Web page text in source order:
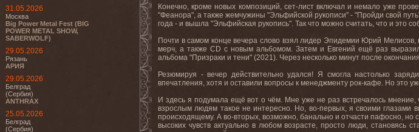
31.05.2026
Москва
Big Power Metal Fest (BIG
POWER METAL SHOW,
SABERWOLF)
29.05.2026
Рязань
АРИЯ
29.05.2026
Белград
(Сербия)
ANTHRAX
25.05.2026
Белград
(Сербия)
Конечно, кроме новых композиций, сет-лист включал и немало уже
"Феанора", а также жемчужины "Эльфийской рукописи" - "Пройди свой
года - и вышла "Эльфийская рукопись". Так что можно считать, что и это
Почти в самом конце вечера слово взял лидер Эпидемии Юрий
мерч, а также CD с новым альбомом. Затем и Евгений ещё раз
альбома "Призраки и тени" (2021). Через несколько минут после
Резюмируя - вечер действительно удался! Я смогла настолько
впечатления, хотя и оставили вопросы к менеджменту рок-кафе. Но это
И здесь я подумала ещё вот о чём. Мне уже не раз встречалось мнение,
взрослым людям такое не интересно. Но, во-первых, я своими глазами
происходящему. А во-вторых, возможно, банально и отчасти пафосно, но
высоких чувств актуально в любом возрасте, просто люди, становясь